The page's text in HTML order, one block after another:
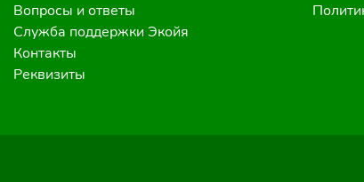
Вопросы и ответы
Служба поддержки Экойя
Контакты
Реквизиты